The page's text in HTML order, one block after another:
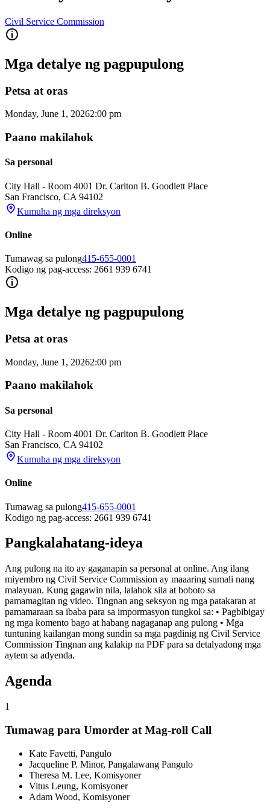
Civil Service Commission
Mga detalye ng pagpupulong
Petsa at oras
Monday, June 1, 20262:00 pm
Paano makilahok
Sa personal
City Hall - Room 4001 Dr. Carlton B. Goodlett Place
San Francisco, CA 94102
Kumuha ng mga direksyon
Online
Tumawag sa pulong415-655-0001
Kodigo ng pag-access: 2661 939 6741
Mga detalye ng pagpupulong
Petsa at oras
Monday, June 1, 20262:00 pm
Paano makilahok
Sa personal
City Hall - Room 4001 Dr. Carlton B. Goodlett Place
San Francisco, CA 94102
Kumuha ng mga direksyon
Online
Tumawag sa pulong415-655-0001
Kodigo ng pag-access: 2661 939 6741
Pangkalahatang-ideya
Ang pulong na ito ay gaganapin sa personal at online. Ang ilang
miyembro ng Civil Service Commission ay maaaring sumali nang
malayuan. Kung gagawin nila, lalahok sila at boboto sa
pamamagitan ng video. Tingnan ang seksyon ng mga patakaran at
pamamaraan sa ibaba para sa impormasyon tungkol sa: • Pagbibigay
ng mga komento bago at habang nagaganap ang pulong • Mga
tuntuning kailangan mong sundin sa mga pagdinig ng Civil Service
Commission Tingnan ang kalakip na PDF para sa detalyadong mga
aytem sa adyenda.
Agenda
1
Tumawag para Umorder at Mag-roll Call
Kate Favetti, Pangulo
Jacqueline P. Minor, Pangalawang Pangulo
Theresa M. Lee, Komisyoner
Vitus Leung, Komisyoner
Adam Wood, Komisyoner